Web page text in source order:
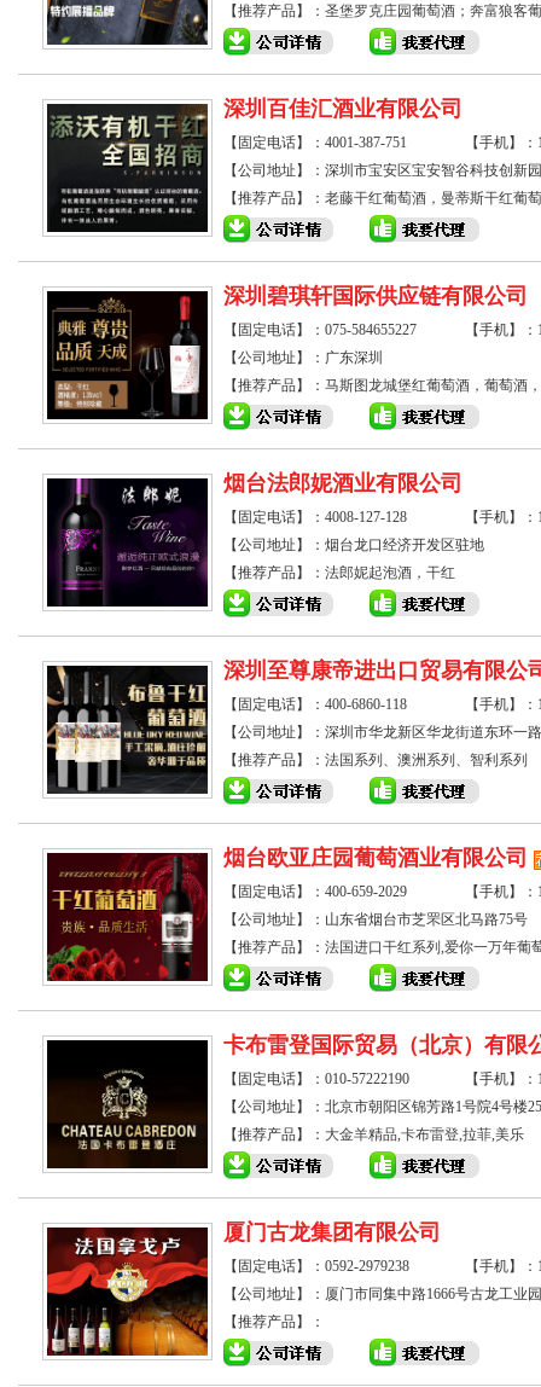
【推荐产品】： 圣堡罗克庄园葡萄酒；奔富狼客
深圳百佳汇酒业有限公司
【固定电话】：4001-387-751
【手机】
【公司地址】：深圳市宝安区宝安智谷科技创新
【推荐产品】： 老藤干红葡萄酒，曼蒂斯干红葡
深圳碧琪轩国际供应链有限公司
【固定电话】：075-584655227
【手机】
【公司地址】：广东深圳
【推荐产品】： 马斯图龙城堡红葡萄酒，葡萄酒
烟台法郎妮酒业有限公司
【固定电话】：4008-127-128
【手机】
【公司地址】：烟台龙口经济开发区驻地
【推荐产品】： 法郎妮起泡酒，干红
深圳至尊康帝进出口贸易有限公
【固定电话】：400-6860-118
【手机】
【公司地址】：深圳市华龙新区华龙街道东环一
【推荐产品】： 法国系列、澳洲系列、智利系列
烟台欧亚庄园葡萄酒业有限公司
【固定电话】：400-659-2029
【手机】
【公司地址】：山东省烟台市芝罘区北马路75号
【推荐产品】： 法国进口干红系列 ,爱你一万年葡
卡布雷登国际贸易（北京）有限
【固定电话】：010-57222190
【手机】
【公司地址】：北京市朝阳区锦芳路1号院4号楼
【推荐产品】： 大金羊精品,卡布雷登,拉菲,美乐
厦门古龙集团有限公司
【固定电话】：0592-2979238
【手机】
【公司地址】：厦门市同集中路1666号古龙工业园
【推荐产品】：